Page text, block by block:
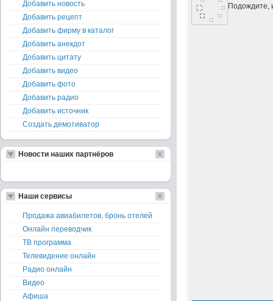
Подождите,
Добавить новость
Добавить рецепт
Добавить фирму в каталог
Добавить анекдот
Добавить цитату
Добавить видео
Добавить фото
Добавить радио
Добавить источник
Создать демотиватор
Новости наших партнёров
Наши сервисы
Продажа авиабилетов, бронь отелей
Онлайн переводчик
ТВ программа
Телевидение онлайн
Радио онлайн
Видео
Афиша